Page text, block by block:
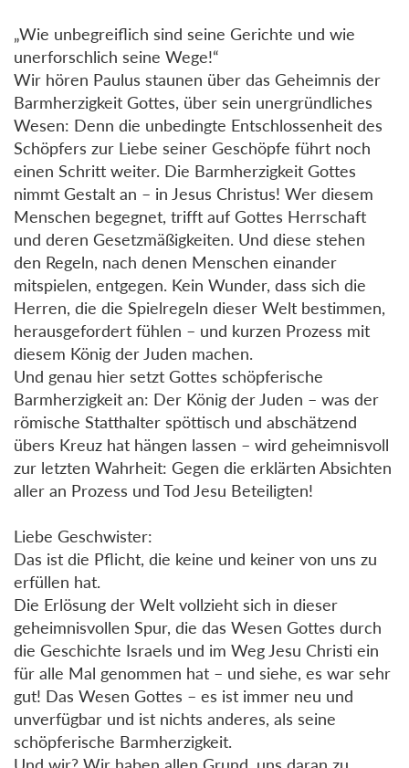
„Wie unbegreiflich sind seine Gerichte und wie
unerforschlich seine Wege!“
Wir hören Paulus staunen über das Geheimnis der
Barmherzigkeit Gottes, über sein unergründliches
Wesen: Denn die unbedingte Entschlossenheit des
Schöpfers zur Liebe seiner Geschöpfe führt noch
einen Schritt weiter. Die Barmherzigkeit Gottes
nimmt Gestalt an – in Jesus Christus! Wer diesem
Menschen begegnet, trifft auf Gottes Herrschaft
und deren Gesetzmäßigkeiten. Und diese stehen
den Regeln, nach denen Menschen einander
mitspielen, entgegen. Kein Wunder, dass sich die
Herren, die die Spielregeln dieser Welt bestimmen,
herausgefordert fühlen – und kurzen Prozess mit
diesem König der Juden machen.
Und genau hier setzt Gottes schöpferische
Barmherzigkeit an: Der König der Juden – was der
römische Statthalter spöttisch und abschätzend
übers Kreuz hat hängen lassen – wird geheimnisvoll
zur letzten Wahrheit: Gegen die erklärten Absichten
aller an Prozess und Tod Jesu Beteiligten!
Liebe Geschwister:
Das ist die Pflicht, die keine und keiner von uns zu
erfüllen hat.
Die Erlösung der Welt vollzieht sich in dieser
geheimnisvollen Spur, die das Wesen Gottes durch
die Geschichte Israels und im Weg Jesu Christi ein
für alle Mal genommen hat – und siehe, es war sehr
gut! Das Wesen Gottes – es ist immer neu und
unverfügbar und ist nichts anderes, als seine
schöpferische Barmherzigkeit.